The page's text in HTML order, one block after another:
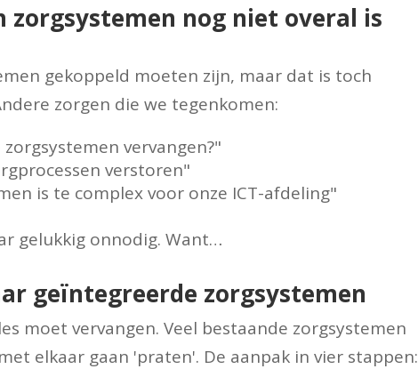
nog niet overal is
gekoppeld moeten zijn, maar dat is toch
zorgen die we tegenkomen:
vervangen?"
verstoren"
is te complex voor onze ICT-afdeling"
gelukkig onnodig. Want…
geïntegreerde zorgsystemen
moet vervangen. Veel bestaande zorgsystemen
elkaar gaan 'praten'. De aanpak in vier stappen: